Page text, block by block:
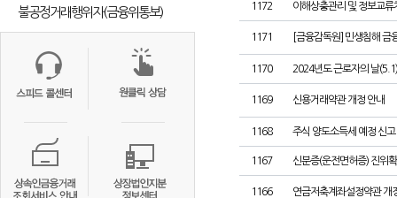
불공정거래행위자(금융위통보) 1172 이해상충관리 및 정보교류
1171 [금융감독원] 민생침해 금
1170 2024년도 근로자의 날
1169 신용거래약관 개정 안내
1168 주식 양도소득세 예정 신고
1167 신분증(운전면허증) 진위
1166 연금저축계좌설정약관 개